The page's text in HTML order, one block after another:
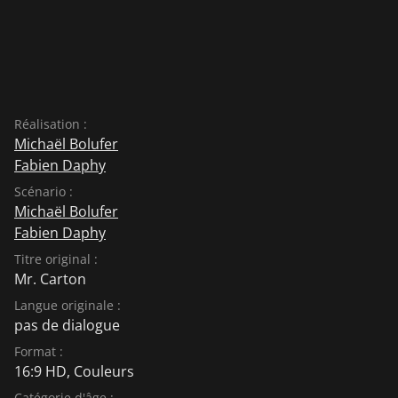
Réalisation :
Michaël Bolufer
Fabien Daphy
Scénario :
Michaël Bolufer
Fabien Daphy
Titre original :
Mr. Carton
Langue originale :
pas de dialogue
Format :
16:9 HD, Couleurs